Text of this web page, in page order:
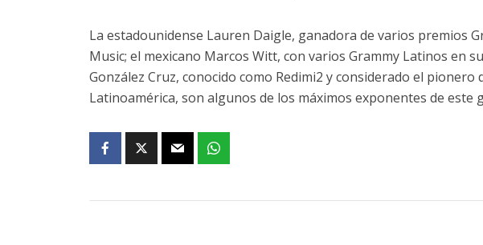
La estadounidense Lauren Daigle, ganadora de varios premios
Music; el mexicano Marcos Witt, con varios Grammy Latinos en
González Cruz, conocido como Redimi2 y considerado el pionero
Latinoamérica, son algunos de los máximos exponentes de este